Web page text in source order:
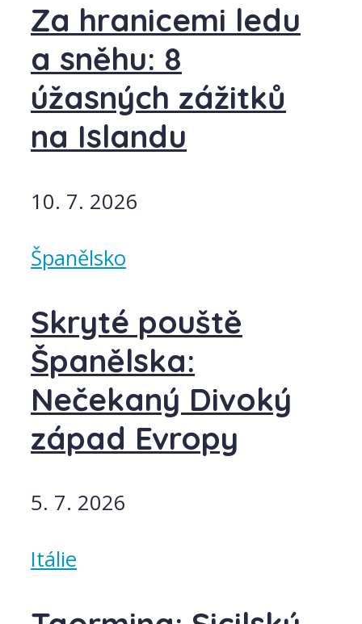
Za hranicemi ledu
a sněhu: 8
úžasných zážitků
na Islandu
10. 7. 2026
Španělsko
Skryté pouště
Španělska:
Nečekaný Divoký
západ Evropy
5. 7. 2026
Itálie